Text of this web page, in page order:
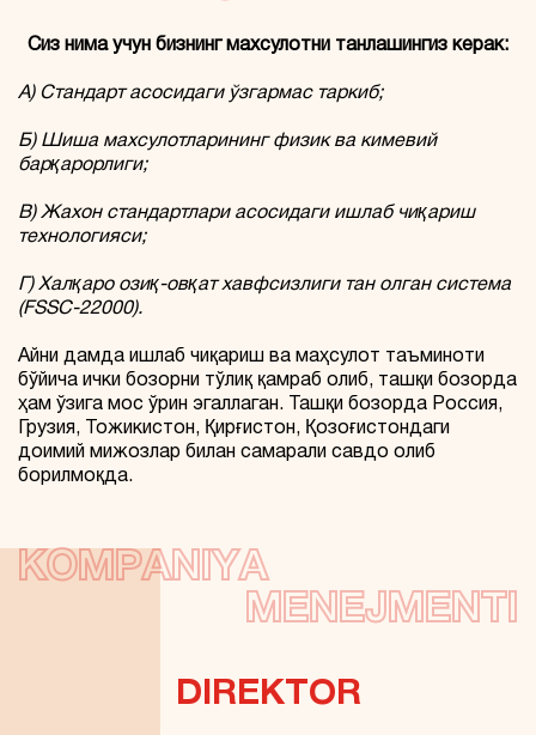
Сиз нима учун бизнинг махсулотни танлашингиз керак:
А) Стандарт асосидаги ўзгармас таркиб;
Б) Шиша махсулотларининг физик ва кимевий
барқарорлиги;
В) Жахон стандартлари асосидаги ишлаб чиқариш
технологияси;
Г) Халқаро озиқ-овқат хавфсизлиги тан олган система
(FSSC-22000).
Айни дамда ишлаб чиқариш ва маҳсулот таъминоти
бўйича ички бозорни тўлиқ қамраб олиб, ташқи бозорда
ҳам ўзига мос ўрин эгаллаган. Ташқи бозорда Россия,
Грузия, Тожикистон, Қирғистон, Қозоғистондаги
доимий мижозлар билан самарали савдо олиб
борилмоқда.
KOMPANIYA
MENEJMENTI
DIREKTOR